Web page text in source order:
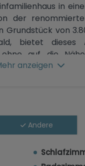
in
der
von
bietet
auf die
Arbeitszimmer.
natürliche
Ein bis ins
ein großer
anzeigen
Andere